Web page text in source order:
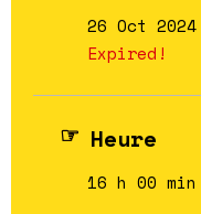
26 Oct 2024
Expired!
Heure
16 h 00 min